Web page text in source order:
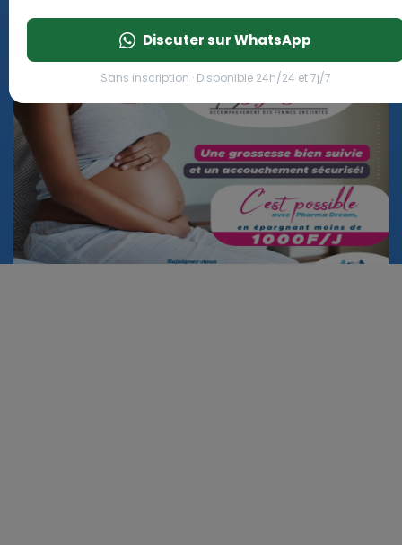
Rejoignez le programme Olga Esther pour les
Discuter sur WhatsApp
Sans inscription · Disponible 24h/24 et 7j/7